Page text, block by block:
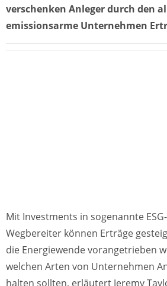
verschenken Anleger durch den
emissionsarme Unternehmen
Mit Investments in sogenannte
Wegbereiter können Erträge
die Energiewende vorangetrieben
welchen Arten von Unternehmen
halten sollten, erläutert Jeremy